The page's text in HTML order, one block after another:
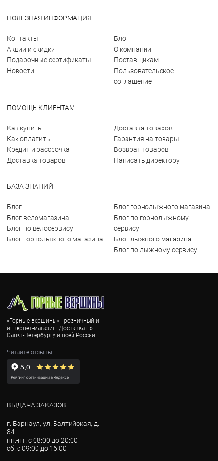
ПОЛЕЗНАЯ ИНФОРМАЦИЯ
Контакты
Акции и скидки
Подарочные сертификаты
Новости
Блог
О компании
Поставщикам
Пользовательское
соглашение
ПОМОЩЬ КЛИЕНТАМ
Как купить
Как оплатить
Кредит и рассрочка
Доставка товаров
Доставка товаров
Гарантия на товары
Возврат товаров
Написать директору
БАЗА ЗНАНИЙ
Блог
Блог веломагазина
Блог по велосервису
Блог горнолыжного магазина
Блог горнолыжного магазина
Блог по горнолыжному
сервису
Блог лыжного магазина
Блог по лыжному сервису
«Горные вершины» - розничный и
интернет-магазин. Доставка по
Санкт-Петербургу и всей России.
Читайте отзывы
ВЫДАЧА ЗАКАЗОВ
г. Барнаул, ул. Балтийская, д.
84
пн.-пт. с 08:00 до 20:00
сб. с 09:00 до 16:00